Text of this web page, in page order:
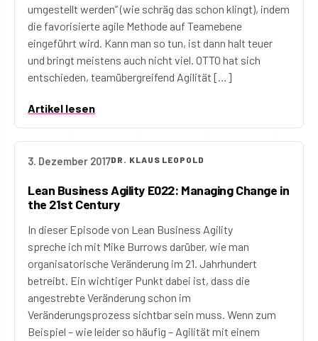
umgestellt werden” (wie schräg das schon klingt), indem
die favorisierte agile Methode auf Teamebene
eingeführt wird. Kann man so tun, ist dann halt teuer
und bringt meistens auch nicht viel. OTTO hat sich
entschieden, teamübergreifend Agilität […]
Artikel lesen
3. Dezember 2017DR. KLAUS LEOPOLD
Lean Business Agility E022: Managing Change in
the 21st Century
In dieser Episode von Lean Business Agility
spreche ich mit Mike Burrows darüber, wie man
organisatorische Veränderung im 21. Jahrhundert
betreibt. Ein wichtiger Punkt dabei ist, dass die
angestrebte Veränderung schon im
Veränderungsprozess sichtbar sein muss. Wenn zum
Beispiel – wie leider so häufig – Agilität mit einem